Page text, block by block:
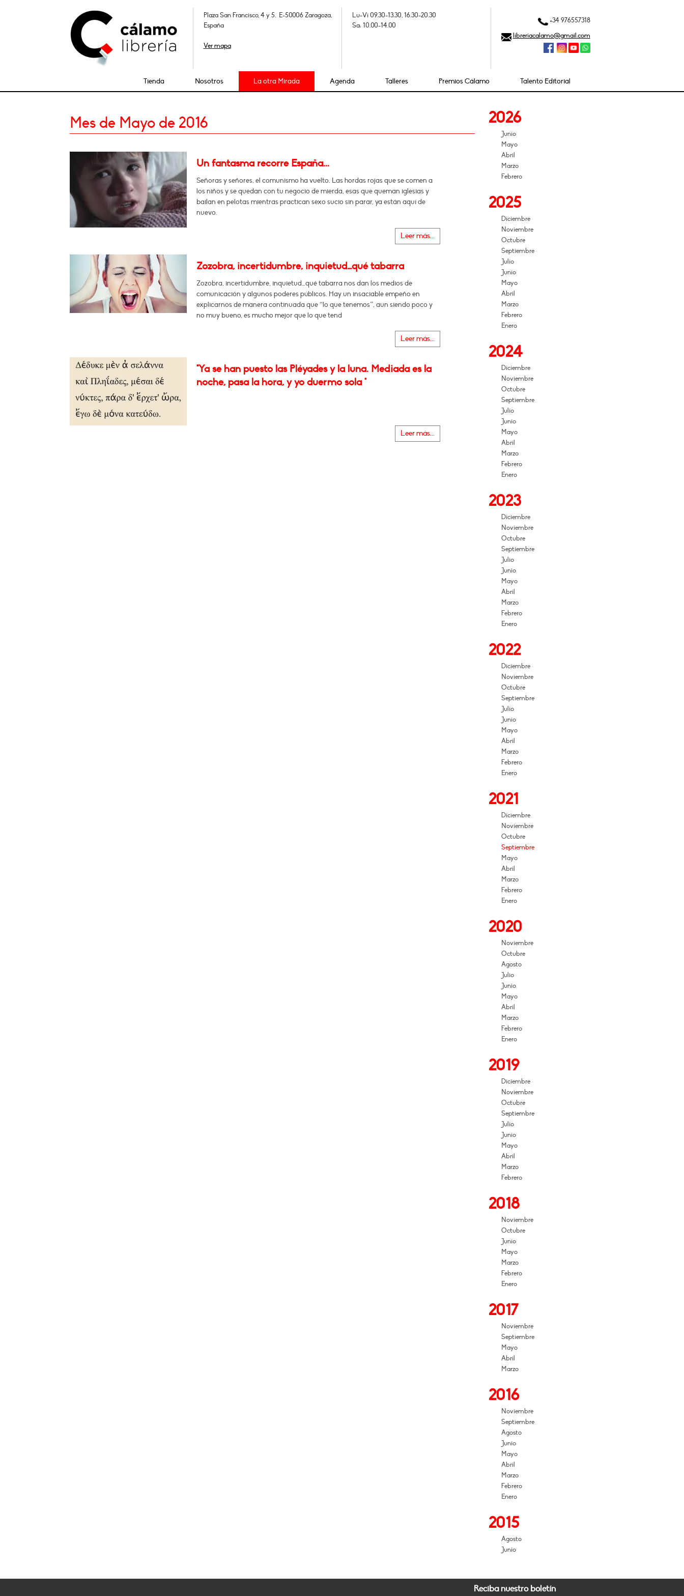
Plaza San Francisco, 4 y 5. E-50006 Zaragoza,
España
Ver mapa
Lu-Vi 09.30-13.30, 16.30-20.30
Sa: 10.00-14.00
+34 976557318
libreriacalamo@gmail.com
Tienda Nosotros La otra Mirada Agenda Talleres Premios Cálamo Talento Editorial
Mes de Mayo de 2016
Un fantasma recorre España...
Señoras y señores, el comunismo ha vuelto. Las hordas rojas que se comen a
los niños y se quedan con tu negocio de mierda, esas que queman iglesias y
bailan en pelotas mientras practican sexo sucio sin parar, ya están aquí de
nuevo.
Leer más...
Zozobra, incertidumbre, inquietud…qué tabarra
Zozobra, incertidumbre, inquietud…qué tabarra nos dan los medios de
comunicación y algunos poderes públicos. Hay un insaciable empeño en
explicarnos de manera continuada que “lo que tenemos”, aun siendo poco y
no muy bueno, es mucho mejor que lo que tend
Leer más...
"Ya se han puesto las Pléyades y la luna. Mediada es la
noche, pasa la hora, y yo duermo sola *
Leer más...
2026
Junio
Mayo
Abril
Marzo
Febrero
2025
Diciembre
Noviembre
Octubre
Septiembre
Julio
Junio
Mayo
Abril
Marzo
Febrero
Enero
2024
Diciembre
Noviembre
Octubre
Septiembre
Julio
Junio
Mayo
Abril
Marzo
Febrero
Enero
2023
Diciembre
Noviembre
Octubre
Septiembre
Julio
Junio
Mayo
Abril
Marzo
Febrero
Enero
2022
Diciembre
Noviembre
Octubre
Septiembre
Julio
Junio
Mayo
Abril
Marzo
Febrero
Enero
2021
Diciembre
Noviembre
Octubre
Septiembre
Mayo
Abril
Marzo
Febrero
Enero
2020
Noviembre
Octubre
Agosto
Julio
Junio
Mayo
Abril
Marzo
Febrero
Enero
2019
Diciembre
Noviembre
Octubre
Septiembre
Julio
Junio
Mayo
Abril
Marzo
Febrero
2018
Noviembre
Octubre
Junio
Mayo
Marzo
Febrero
Enero
2017
Noviembre
Septiembre
Mayo
Abril
Marzo
2016
Noviembre
Septiembre
Agosto
Junio
Mayo
Abril
Marzo
Febrero
Enero
2015
Agosto
Junio
Reciba nuestro boletín